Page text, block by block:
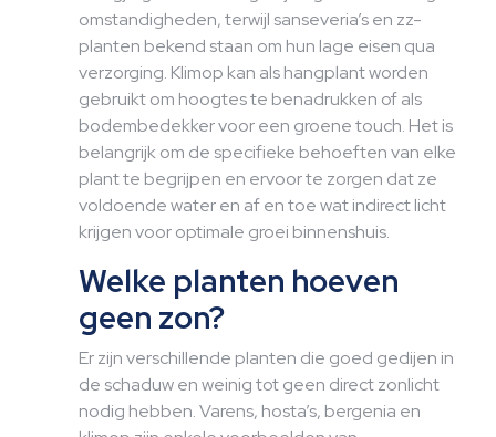
omstandigheden, terwijl sanseveria’s en zz-
planten bekend staan om hun lage eisen qua
verzorging. Klimop kan als hangplant worden
gebruikt om hoogtes te benadrukken of als
bodembedekker voor een groene touch. Het is
belangrijk om de specifieke behoeften van elke
plant te begrijpen en ervoor te zorgen dat ze
voldoende water en af en toe wat indirect licht
krijgen voor optimale groei binnenshuis.
Welke planten hoeven
geen zon?
Er zijn verschillende planten die goed gedijen in
de schaduw en weinig tot geen direct zonlicht
nodig hebben. Varens, hosta’s, bergenia en